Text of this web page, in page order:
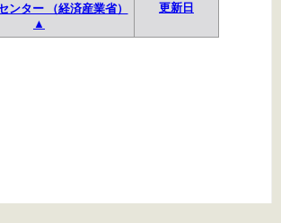
ンター （経済産業省）
▲
更新日